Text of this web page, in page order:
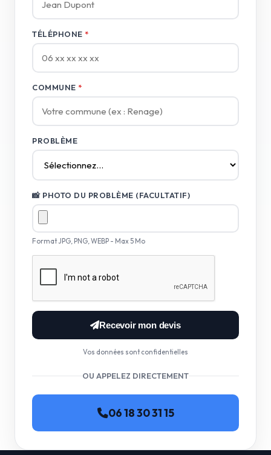
TÉLÉPHONE *
COMMUNE *
PROBLÈME
📸 PHOTO DU PROBLÈME (FACULTATIF)
Format JPG, PNG, WEBP - Max 5 Mo
Recevoir mon devis
Vos données sont confidentielles
OU APPELEZ DIRECTEMENT
06 18 30 31 15